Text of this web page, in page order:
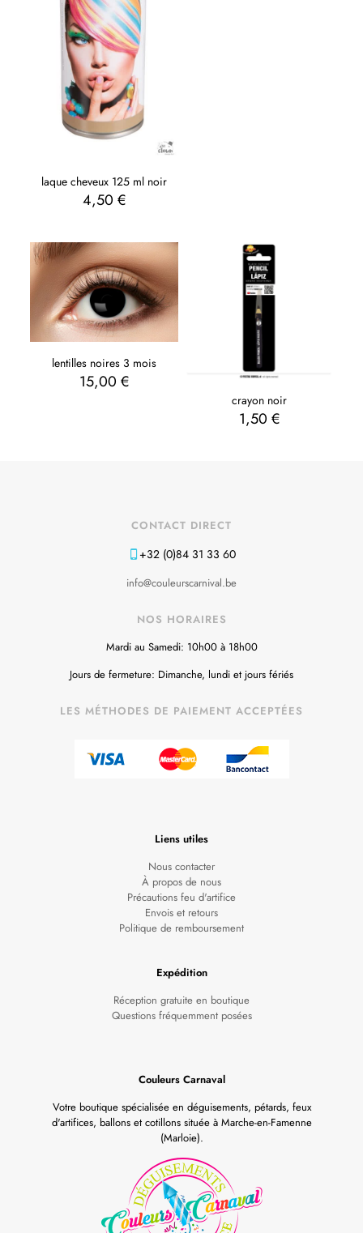
laque cheveux 125 ml noir
4,50 €
lentilles noires 3 mois
15,00 €
crayon noir
1,50 €
CONTACT DIRECT
+32 (0)84 31 33 60
info@couleurscarnival.be
NOS HORAIRES
Mardi au Samedi: 10h00 à 18h00
Jours de fermeture: Dimanche, lundi et jours fériés
LES MÉTHODES DE PAIEMENT ACCEPTÉES
Liens utiles
Nous contacter
À propos de nous
Précautions feu d'artifice
Envois et retours
Politique de remboursement
Expédition
Réception gratuite en boutique
Questions fréquemment posées
Couleurs Carnaval
Votre boutique spécialisée en déguisements, pétards, feux
d'artifices, ballons et cotillons située à Marche-en-Famenne
(Marloie).